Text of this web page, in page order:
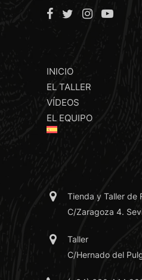
INICIO
EL TALLER
VÍDEOS
EL EQUIPO
Tienda y Taller de
C/Zaragoza 4.
Taller
C/Hernado del